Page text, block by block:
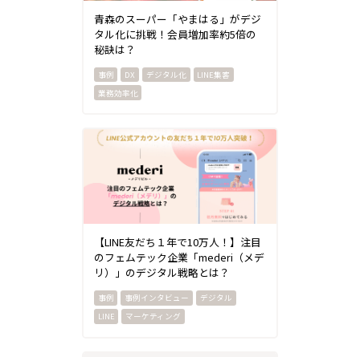
青森のスーパー「やまはる」がデジ
タル化に挑戦！会員増加率約5倍の
秘訣は？
DX デジタル化
LINE集客
業務効率化
【LINE友だち１年で10万人！】注目
のフェムテック企業「mederi（メデ
リ）」のデジタル戦略とは？
事例インタビュー
デジタル
LINE
マーケティング